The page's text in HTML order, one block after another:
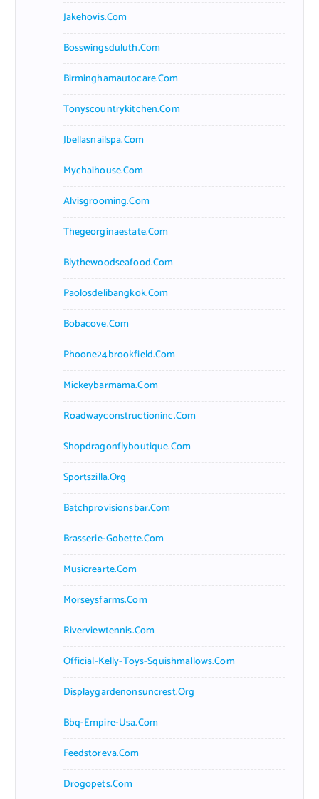
Jakehovis.com
Bosswingsduluth.com
Birminghamautocare.com
Tonyscountrykitchen.com
Jbellasnailspa.com
Mychaihouse.com
Alvisgrooming.com
Thegeorginaestate.com
Blythewoodseafood.com
Paolosdelibangkok.com
Bobacove.com
Phoone24brookfield.com
Mickeybarmama.com
Roadwayconstructioninc.com
Shopdragonflyboutique.com
Sportszilla.org
Batchprovisionsbar.com
Brasserie-Gobette.com
Musicrearte.com
Morseysfarms.com
Riverviewtennis.com
Official-Kelly-Toys-Squishmallows.com
Displaygardenonsuncrest.org
Bbq-Empire-Usa.com
Feedstoreva.com
Drogopets.com